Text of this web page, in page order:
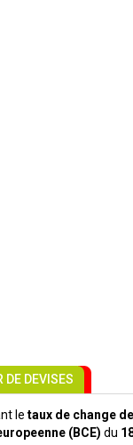
DE DEVISES
le taux de change
(BCE) du